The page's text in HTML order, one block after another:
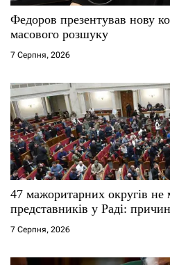
Федоров презентував нову
масового розшуку
7 Серпня, 2026
47 мажоритарних округів не
представників у Раді:
7 Серпня, 2026